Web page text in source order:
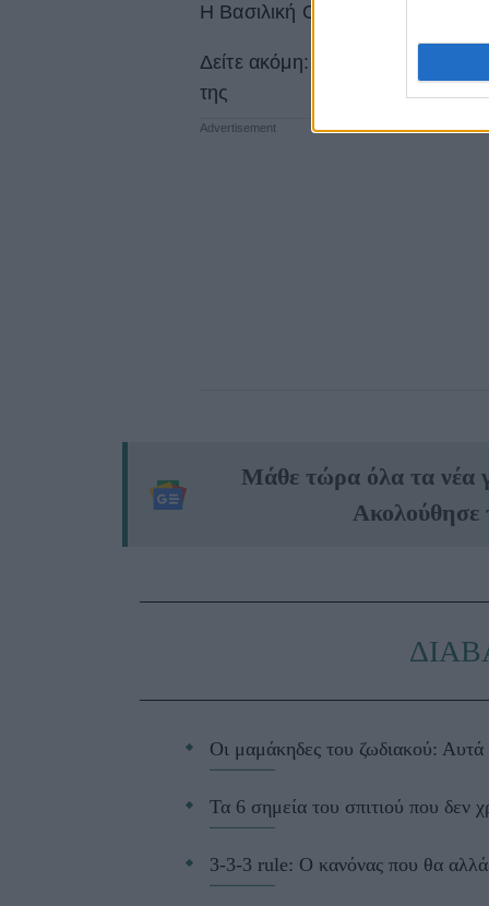
Η Βασιλική Οικογένεια, πάντως,
Δείτε ακόμη: Η Kate Middleton
της
Μάθε τώρα όλα τα νέα
Ακολούθησε
Οι μαμάκηδες του ζωδιακού:
Τα 6 σημεία του σπιτιού που δεν
3-3-3 rule: Ο κανόνας που θα